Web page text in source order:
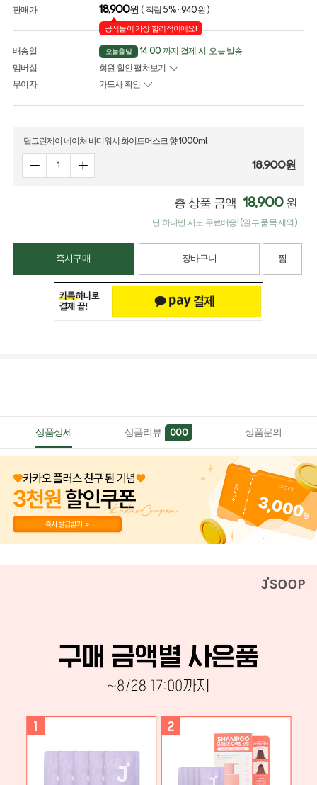
판매가 18,900원 ( 적립 5% · 940원 )
공식몰이 가장 합리적이에요!
배송일 오늘출발
14:00 까지 결제 시, 오늘 발송
멤버십
회원 할인 펼쳐보기
무이자
카드사 확인
딥그린제이 네이처 바디워시 화이트머스크 향 1000ml
18,900원
총 상품 금액 18,900 원
단 하나만 사도 무료배송! (일부 품목 제외)
즉시구매 장바구니 찜
상품상세 상품리뷰 000 상품문의